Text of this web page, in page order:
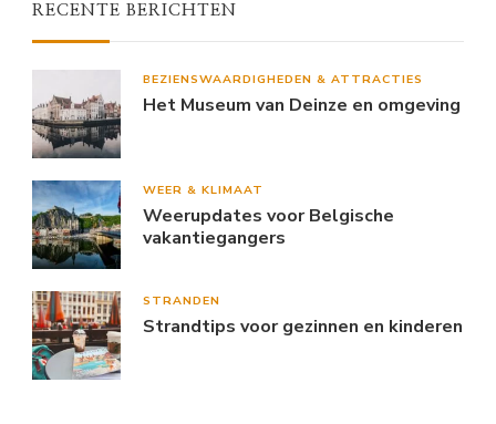
RECENTE BERICHTEN
BEZIENSWAARDIGHEDEN & ATTRACTIES
Het Museum van Deinze en omgeving
WEER & KLIMAAT
Weerupdates voor Belgische
vakantiegangers
STRANDEN
Strandtips voor gezinnen en kinderen